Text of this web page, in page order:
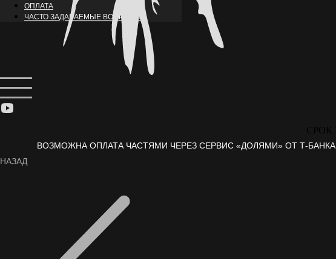
ВОЗМОЖНА ОПЛАТА ЧАСТЯМИ ЧЕРЕЗ СЕРВИС «ДОЛЯМИ» ОТ Т-БАНКА
ОПЛАТА
ЧАСТО ЗАДАВАЕМЫЕ ВОПРОСЫ
НАЗАД